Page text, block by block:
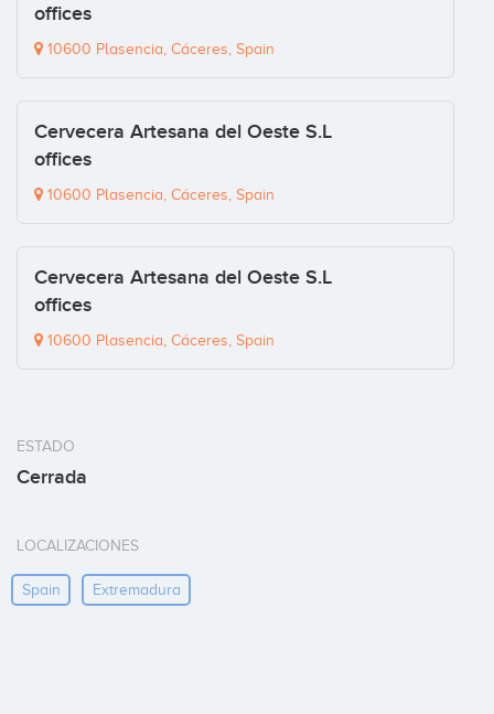
offices
10600 Plasencia, Cáceres, Spain
Cervecera Artesana del Oeste S.L
offices
10600 Plasencia, Cáceres, Spain
Cervecera Artesana del Oeste S.L
offices
10600 Plasencia, Cáceres, Spain
ESTADO
Cerrada
LOCALIZACIONES
Spain Extremadura